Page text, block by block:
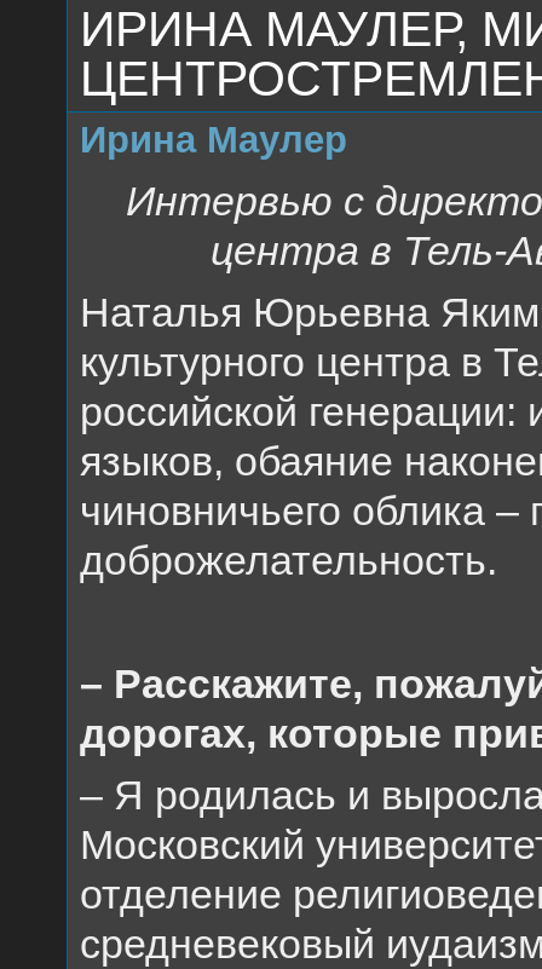
ИРИНА МАУЛЕР,
Ирина Маулер
Интервью с
центра в Тель-
Наталья Юрьевна
культурного центра в
российской генерации:
языков, обаяние
чиновничьего облика –
доброжелательность.
– Расскажите,
дорогах, которые
– Я родилась и
Московский
отделение
средневековый